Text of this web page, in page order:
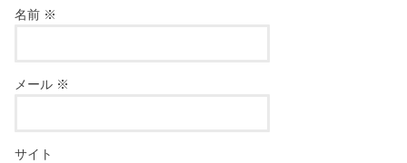
名前 ※
メール ※
サイト